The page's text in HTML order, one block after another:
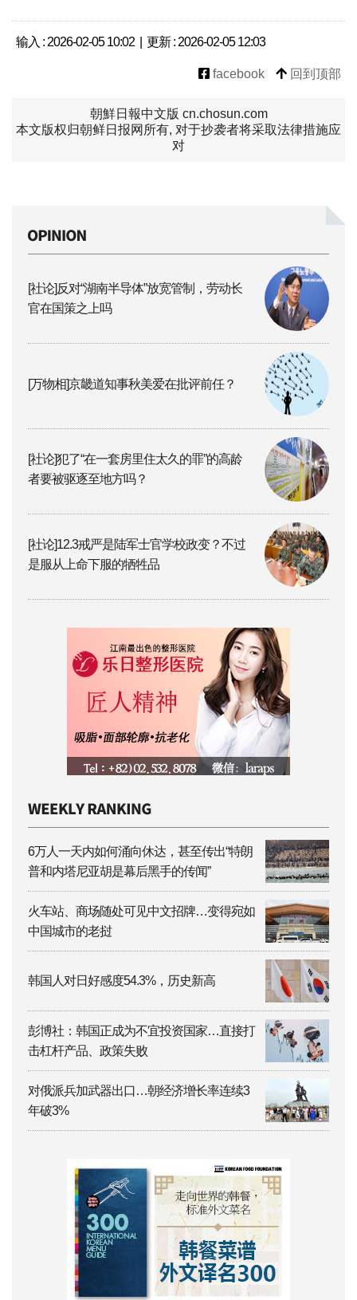
输入 : 2026-02-05 10:02 | 更新 : 2026-02-05 12:03
facebook 回到顶部
朝鮮日報中文版 cn.chosun.com
本文版权归朝鲜日报网所有, 对于抄袭者将采取法律措施应
对
[社论]反对“湖南半导体”放宽管制，劳动长
官在国策之上吗
[万物相]京畿道知事秋美爱在批评前任？
[社论]犯了“在一套房里住太久的罪”的高龄
者要被驱逐至地方吗？
[社论]12.3戒严是陆军士官学校政变？不过
是服从上命下服的牺牲品
6万人一天内如何涌向休达，甚至传出“特朗
普和内塔尼亚胡是幕后黑手的传闻”
火车站、商场随处可见中文招牌…变得宛如
中国城市的老挝
韩国人对日好感度54.3%，历史新高
彭博社：韩国正成为不宜投资国家…直接打
击杠杆产品、政策失败
对俄派兵加武器出口…朝经济增长率连续3
年破3%